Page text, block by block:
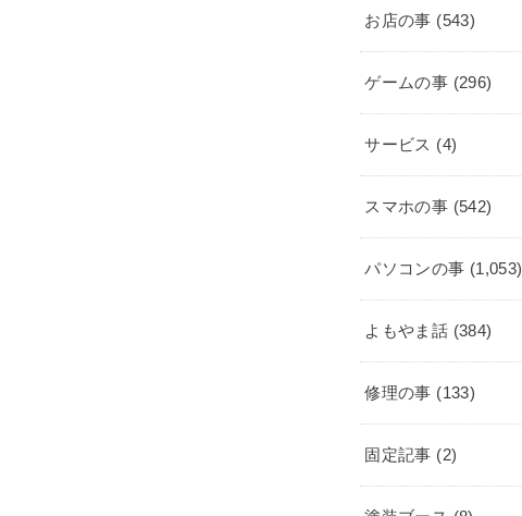
お店の事 (543)
ゲームの事 (296)
サービス (4)
スマホの事 (542)
パソコンの事 (1,053)
よもやま話 (384)
修理の事 (133)
固定記事 (2)